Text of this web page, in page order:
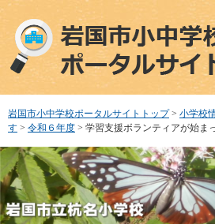
ペ
で
す
メ
ば
し
本
文
へ
岩国市小中学校ポータルサイトトップ > 小学校
す > 令和６年度 > 学習支援ボランティアが始ま